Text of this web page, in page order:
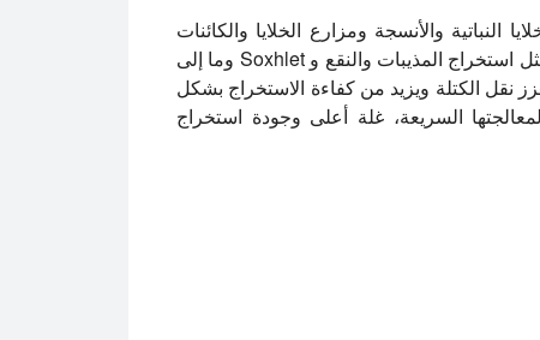
والأنسجة ومزارع الخلايا والكائنات
الحية الدقيقة. غالبا ما تكون عمليات الاستخراج التقليدية مثل استخراج المذيبات والنقع و Soxhlet وما إلى
نقل الكتلة ويزيد من كفاءة الاستخراج بشكل
السريعة، غلة أعلى وجودة استخراج